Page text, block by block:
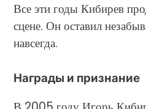
Все эти годы Кибирев
сцене. Он оставил
навсегда.
Награды и признание